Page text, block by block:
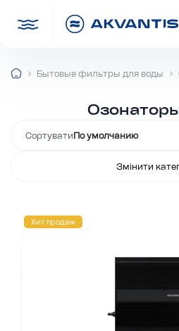
Бытовые фильтры для воды
СортуватиПо умолчанию
Змінити
Хит продаж